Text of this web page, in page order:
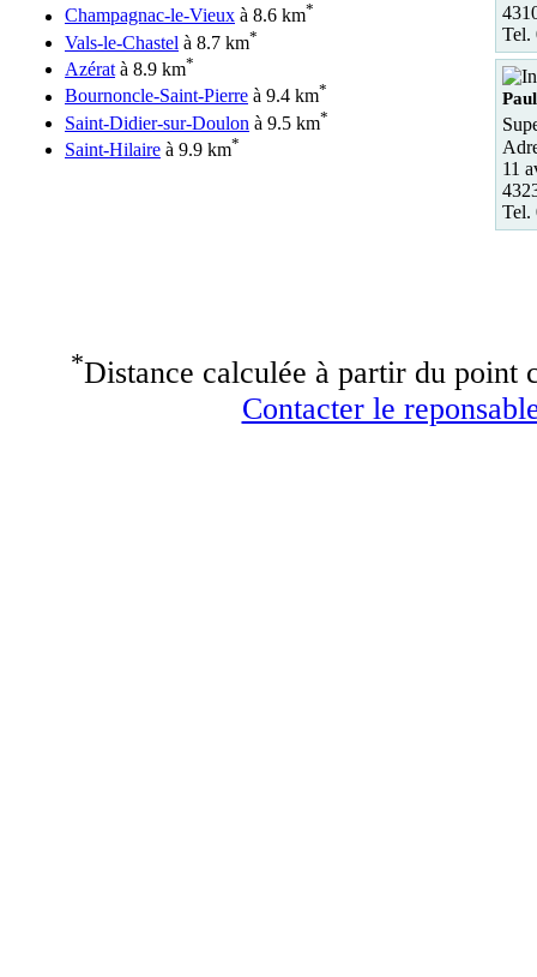
Champagnac-le-Vieux à 8.6 km*
Vals-le-Chastel à 8.7 km*
Azérat à 8.9 km*
Bournoncle-Saint-Pierre à 9.4 km*
Saint-Didier-sur-Doulon à 9.5 km*
Saint-Hilaire à 9.9 km*
Tel.
11
Tel.
*Distance calculée à partir du point
Contacter le